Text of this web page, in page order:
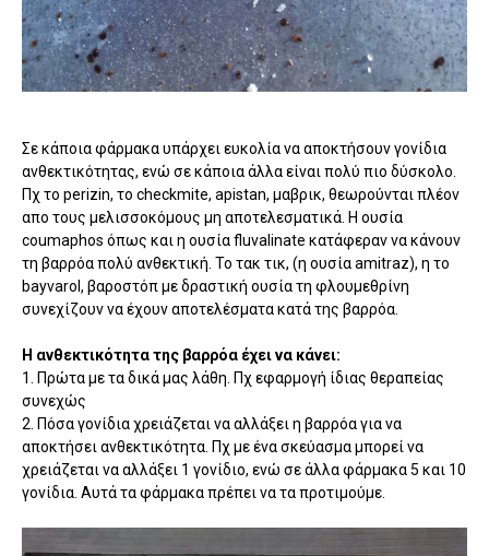
Σε κάποια φάρμακα υπάρχει ευκολία να αποκτήσουν γονίδια
ανθεκτικότητας, ενώ σε κάποια άλλα είναι πολύ πιο δύσκολο.
Πχ το perizin, το checkmite, apistan, μαβρικ, θεωρούνται πλέον
απο τους μελισσοκόμους μη αποτελεσματικά. Η ουσία
coumaphos όπως και η ουσία fluvalinate κατάφεραν να κάνουν
τη βαρρόα πολύ ανθεκτική. Το τακ τικ, (η ουσία amitraz), η το
bayvarol, βαροστόπ με δραστική ουσία τη φλουμεθρίνη
συνεχίζουν να έχουν αποτελέσματα κατά της βαρρόα.
Η ανθεκτικότητα της βαρρόα έχει να κάνει:
1. Πρώτα με τα δικά μας λάθη. Πχ εφαρμογή ίδιας θεραπείας
συνεχώς
2. Πόσα γονίδια χρειάζεται να αλλάξει η βαρρόα για να
αποκτήσει ανθεκτικότητα. Πχ με ένα σκεύασμα μπορεί να
χρειάζεται να αλλάξει 1 γονίδιο, ενώ σε άλλα φάρμακα 5 και 10
γονίδια. Αυτά τα φάρμακα πρέπει να τα προτιμούμε.